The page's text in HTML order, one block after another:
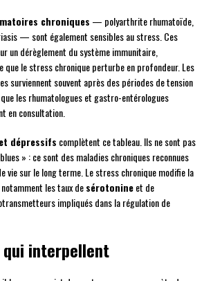
chroniques — polyarthrite rhumatoïde,
— sont également sensibles au stress. Ces
un dérèglement du système immunitaire,
que le stress chronique perturbe en profondeur. Les
surviennent souvent après des périodes de tension
les rhumatologues et gastro-entérologues
en consultation.
dépressifs complètent ce tableau. Ils ne sont pas
» : ce sont des maladies chroniques reconnues
vie sur le long terme. Le stress chronique modifie la
les taux desérotonineet de
impliqués dans la régulation de
interpellent